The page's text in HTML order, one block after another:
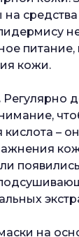
питание,
кожи.
Регулярно
кислота –
на